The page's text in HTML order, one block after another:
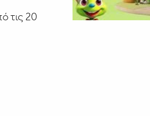
τις 20